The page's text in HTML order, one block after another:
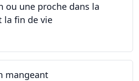
ou une proche dans la
la fin de vie
mangeant